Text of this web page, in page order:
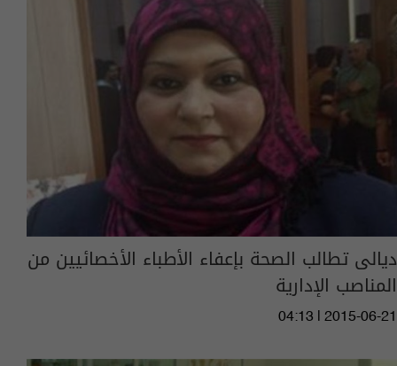
ديالى تطالب الصحة بإعفاء الأطباء الأخصائيين من
المناصب الإدارية
04:13 | 2015-06-21